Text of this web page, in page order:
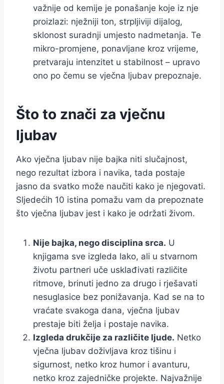
važnije od kemije je ponašanje koje iz nje
proizlazi: nježniji ton, strpljiviji dijalog,
sklonost suradnji umjesto nadmetanja. Te
mikro-promjene, ponavljane kroz vrijeme,
pretvaraju intenzitet u stabilnost – upravo
ono po čemu se vječna ljubav prepoznaje.
Što to znači za vječnu
ljubav
Ako vječna ljubav nije bajka niti slučajnost,
nego rezultat izbora i navika, tada postaje
jasno da svatko može naučiti kako je njegovati.
Sljedećih 10 istina pomažu vam da prepoznate
što vječna ljubav jest i kako je održati živom.
Nije bajka, nego disciplina srca. U
knjigama sve izgleda lako, ali u stvarnom
životu partneri uče usklađivati različite
ritmove, brinuti jedno za drugo i rješavati
nesuglasice bez ponižavanja. Kad se na to
vraćate svakoga dana, vječna ljubav
prestaje biti želja i postaje navika.
Izgleda drukčije za različite ljude. Netko
vječna ljubav doživljava kroz tišinu i
sigurnost, netko kroz humor i avanturu,
netko kroz zajedničke projekte. Najvažnije